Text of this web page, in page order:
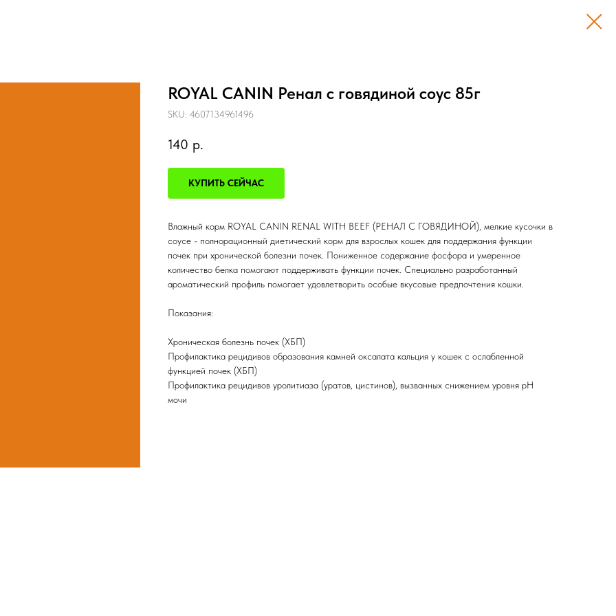
ROYAL CANIN Ренал с говядиной соус 85г
SKU: 4607134961496
140 р.
КУПИТЬ СЕЙЧАС
Влажный корм ROYAL CANIN RENAL WITH BEEF (РЕНАЛ С ГОВЯДИНОЙ), мелкие кусочки в
соусе - полнорационный диетический корм для взрослых кошек для поддержания функции
почек при хронической болезни почек. Пониженное содержание фосфора и умеренное
количество белка помогают поддерживать функции почек. Специально разработанный
ароматический профиль помогает удовлетворить особые вкусовые предпочтения кошки.
Показания:
Хроническая болезнь почек (ХБП)
Профилактика рецидивов образования камней оксалата кальция у кошек с ослабленной
функцией почек (ХБП)
Профилактика рецидивов уролитиаза (уратов, цистинов), вызванных снижением уровня рН
мочи